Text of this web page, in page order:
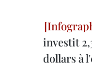
investit
dollars à